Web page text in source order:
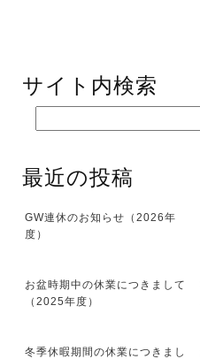
サイト内検索
最近の投稿
GW連休のお知らせ（2026年
度）
お盆時期中の休業につきまして
（2025年度）
冬季休暇期間の休業につきまし